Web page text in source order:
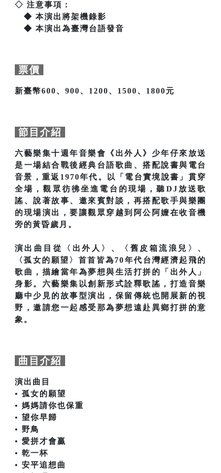
◇ 注意事項：
◆ 本演出將架機錄影
◆ 本演出為臺灣台語發音
票價
新臺幣600、900、1200、1500、1800元
節目介紹
六藝樂集十週年音樂會《出外人》少年仔來放送
是一場結合戰後經典台語歌曲、搭配說書與電台
音景，重返1970年代。以「電台實境說書」貫穿
全場，觀眾彷彿坐進電台的現場，聽DJ放送歌
謠、說著故事、邀來賓對談，再搭配歌手與樂團
的現場演出，要讓觀眾穿越到阿公阿嬤在收音機
旁的黃昏歲月。
演出曲目從〈出外人〉、〈舊皮箱流浪兒〉、
〈孤女的願望〉首首皆為70年代台灣經濟起飛的
歌曲，描繪當年為夢想與生活打拼的「出外人」
身影。六藝樂集以創新形式詮釋歌謠，打造音樂
廳中少見的故事型演出，保留傳統也開展新的視
野，邀請您一起感受那為夢想遠赴異鄉打拼的意
象。
曲目介紹
演出曲目
• 孤女的願望
• 媽媽請你也保重
• 望你早歸
• 野鳥
• 愛拼才會贏
• 乾一杯
• 安平追想曲